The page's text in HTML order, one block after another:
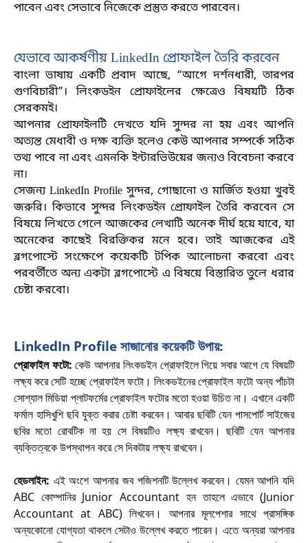
পাবেন এবং সেভাবে নিজেকে প্রস্তুত করতে পারবেন।
যেভাবে আকর্ষণীয় LinkedIn প্রোফাইল তৈরি করবেন
বাংলা ভাষায় একটি প্রবাদ আছে, “আগে দর্শনধারী, তারপর
গুণবিচারী”।লিংকডইন প্রোফাইলের ক্ষেত্রেও বিষয়টি ঠিক
সেরকমই।
আপনার প্রোফাইলটি দেখতে যদি সুন্দর না হয় এবং আপনি
অত্যন্ত মেধাবী ও দক্ষ ব্যক্তি হলেও কেউ আপনার সম্পর্কে সঠিক
তথ্য পাবে না এবং এমনকি ইন্টারভিউয়ের জন্যও বিবেচনা করবে
না।
সেজন্য LinkedIn Profile সুন্দর, গোছানো ও মার্জিত হওয়া খুবই
জরুরি। কিভাবে সুন্দর লিংকডইন প্রোফাইল তৈরি করবেন সে
বিষয়ে লিখতে গেলে আজকের লেখাটি অনেক দীর্ঘ হয়ে যাবে, যা
অনেকের কাছেই বিরক্তিকর মনে হবে। তাই আজকের এই
ব্লগপোস্টে সংক্ষেপে কয়েকটি টপিক আলোচনা করবো এবং
পরবর্তীতে অন্য একটা ব্লগপোস্টে এ বিষয়ে বিস্তারিত তুলে ধরার
চেষ্টা করবো।
LinkedIn Profile সাজানোর কয়েকটি উপায়:
প্রোফাইল ফটো: কেউ আপনার লিংকডইন প্রোফাইলে গিয়ে সবার আগে যে বিষয়টি
লক্ষ্য করে সেটি হচ্ছে প্রোফাইল ফটো। লিংকডইনের প্রোফাইল ফটো অন্য পাঁচটা
সোশ্যাল মিডিয়া প্লাটফর্মের প্রোফাইল ফটোর মতো হওয়া উচিত না। এখানে একটি
ফর্মাল হাসিখুশি ছবি যুক্ত করার চেষ্টা করবেন। আবার ছবিটি যেন পাসপোর্ট সাইজের
ছবির মতো রোবটিক না হয় সে বিষয়টিও লক্ষ্য রাখবেন। ছবিটি যেন আপনার
ব্যক্তিত্বকে উপস্থাপন করে সে দিকটায় লক্ষ্য রাখবেন।
হেডলাইন: এই অংশে আপনার জব পজিশনটি উল্লেখ করবেন। যেমন আপনি যদি
ABC কোম্পানির Junior Accountant হন তাহলে এভাবে (Junior
Accountant at ABC) লিখবেন। আপনার মূলপেশার সাথে প্রাসঙ্গিক
অন্যকোনো যোগ্যতা থাকলে সেটাও উল্লেখ করতে পারেন। এতে অন্যরা আপনার